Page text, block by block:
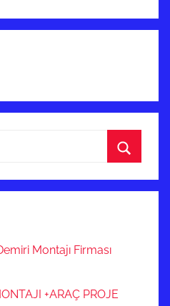
Montajı Firması
+ARAÇ PROJE